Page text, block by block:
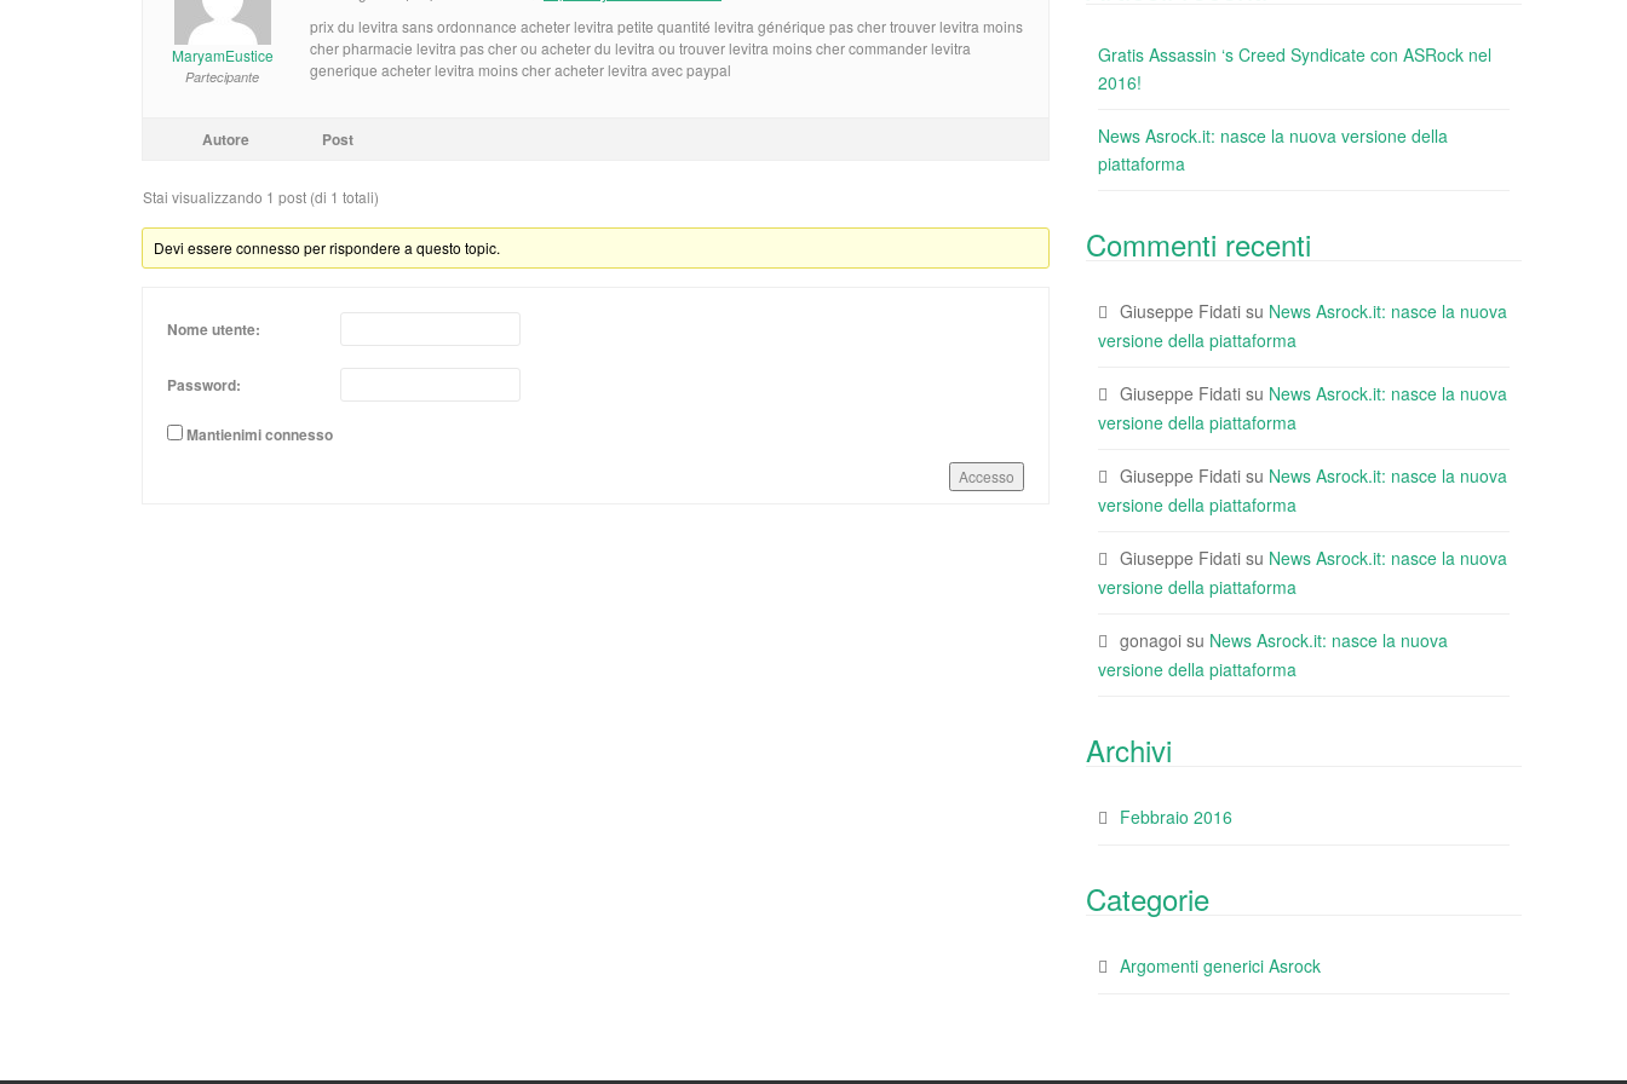
MaryamEustice
Partecipante
prix du levitra sans ordonnance acheter levitra petite quantité levitra générique pas cher trouver levitra moins
cher pharmacie levitra pas cher ou acheter du levitra ou trouver levitra moins cher commander levitra
generique acheter levitra moins cher acheter levitra avec paypal
Autore Post
Stai visualizzando 1 post (di 1 totali)
Devi essere connesso per rispondere a questo topic.
Nome utente:
Password:
Mantienimi connesso
Accesso
Gratis Assassin ‘s Creed Syndicate con ASRock nel
2016!
News Asrock.it: nasce la nuova versione della
piattaforma
Commenti recenti
Giuseppe Fidati su News Asrock.it: nasce la nuova
versione della piattaforma
Giuseppe Fidati su News Asrock.it: nasce la nuova
versione della piattaforma
Giuseppe Fidati su News Asrock.it: nasce la nuova
versione della piattaforma
Giuseppe Fidati su News Asrock.it: nasce la nuova
versione della piattaforma
gonagoi su News Asrock.it: nasce la nuova
versione della piattaforma
Archivi
Febbraio 2016
Categorie
Argomenti generici Asrock